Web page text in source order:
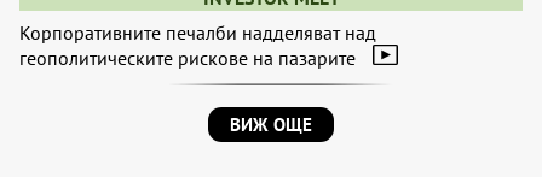
Корпоративните печалби надделяват над
геополитическите рискове на пазарите
ВИЖ ОЩЕ